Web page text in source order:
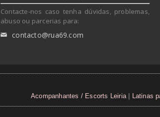
Contacte-nos caso tenha dúvidas, problemas,
abuso ou parcerias para:
✉ contacto@rua69.com
Acompanhantes / Escorts Leiria Latinas